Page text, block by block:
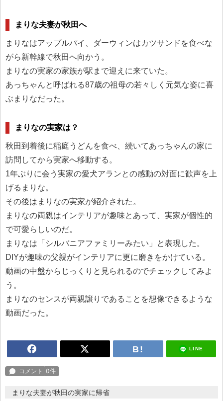
まりな夫妻が秋田へ
まりなはアップルパイ、ダーウィンはカツサンドを食べな
がら新幹線で秋田へ向かう。
まりなの実家の家族が駅まで迎えに来ていた。
あっちゃんと呼ばれる87歳の祖母の若々しく元気な姿に喜
ぶまりなだった。
まりなの実家は？
秋田到着後に稲庭うどんを食べ、続いてあっちゃんの家に
訪問してから実家へ移動する。
1年ぶりに会う実家の愛犬アランとの感動の対面に歓声を上
げるまりな。
その後はまりなの実家が紹介された。
まりなの両親はインテリアが趣味とあって、実家が個性的
で可愛らしいのだ。
まりなは「シルバニアファミリーみたい」と表現した。
DIYが趣味の父親がインテリアに更に磨きをかけている。
動画の中盤からじっくりと見られるのでチェックしてみよ
う。
まりなのセンスが両親譲りであることを想像できるような
動画だった。
LINE
まりな夫妻が秋田の実家に帰省